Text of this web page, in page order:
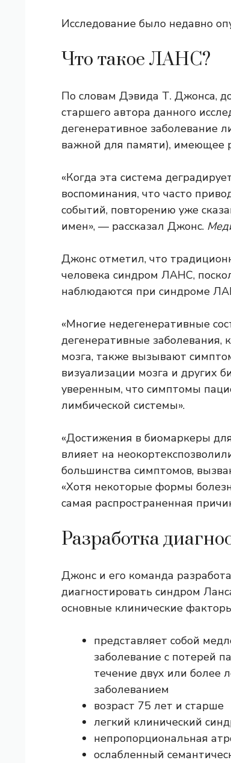
Исследование было недавно
Что такое ЛАНС?
По словам Дэвида Т. Джонса,
старшего автора данного
дегенеративное заболевание
важной для памяти), имеющее
«Когда эта система
воспоминания, что часто
событий, повторению уже
имен», — рассказал Джонс.
Джонс отметил, что
человека синдром ЛАНС,
наблюдаются при синдроме
«Многие недегенеративные
дегенеративные заболевания,
мозга, также вызывают
визуализации мозга и других
уверенным, что симптомы
лимбической системы».
«Достижения в биомаркеры
влияет на неокортекс
большинства симптомов,
«Хотя некоторые формы
самая распространенная
Разработка
Джонс и его команда
диагностировать синдром
основные клинические
представляет собой
заболевание с потерей
течение двух или более
заболеванием
возраст 75 лет и старше
легкий клинический
непропорциональная
ослабленный